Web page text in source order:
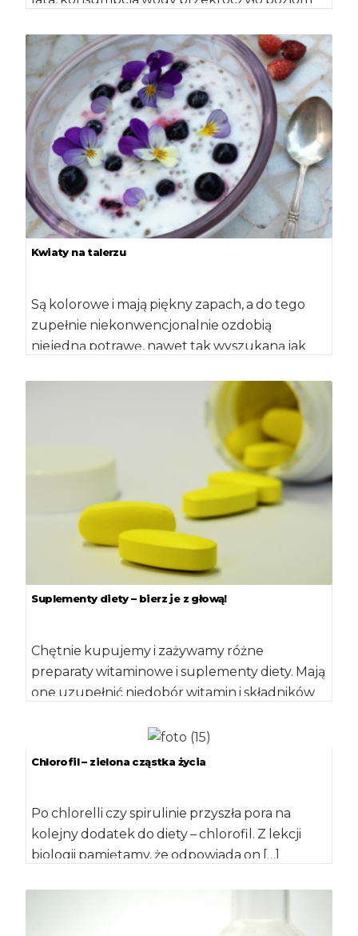
Kwiaty na talerzu
Są kolorowe i mają piękny zapach, a do tego
zupełnie niekonwencjonalnie ozdobią
niejedną potrawę, nawet tak wyszukaną jak
Suplementy diety – bierz je z głową!
Chętnie kupujemy i zażywamy różne
preparaty witaminowe i suplementy diety. Mają
one uzupełnić niedobór witamin i składników
Chlorofil – zielona cząstka życia
Po chlorelli czy spirulinie przyszła pora na
kolejny dodatek do diety – chlorofil. Z lekcji
biologii pamiętamy, że odpowiada on […]